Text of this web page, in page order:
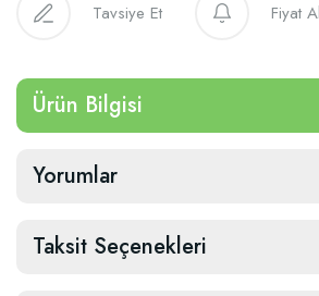
Tavsiye Et Fiyat
Ürün Bilgisi
Yorumlar
Taksit Seçenekleri